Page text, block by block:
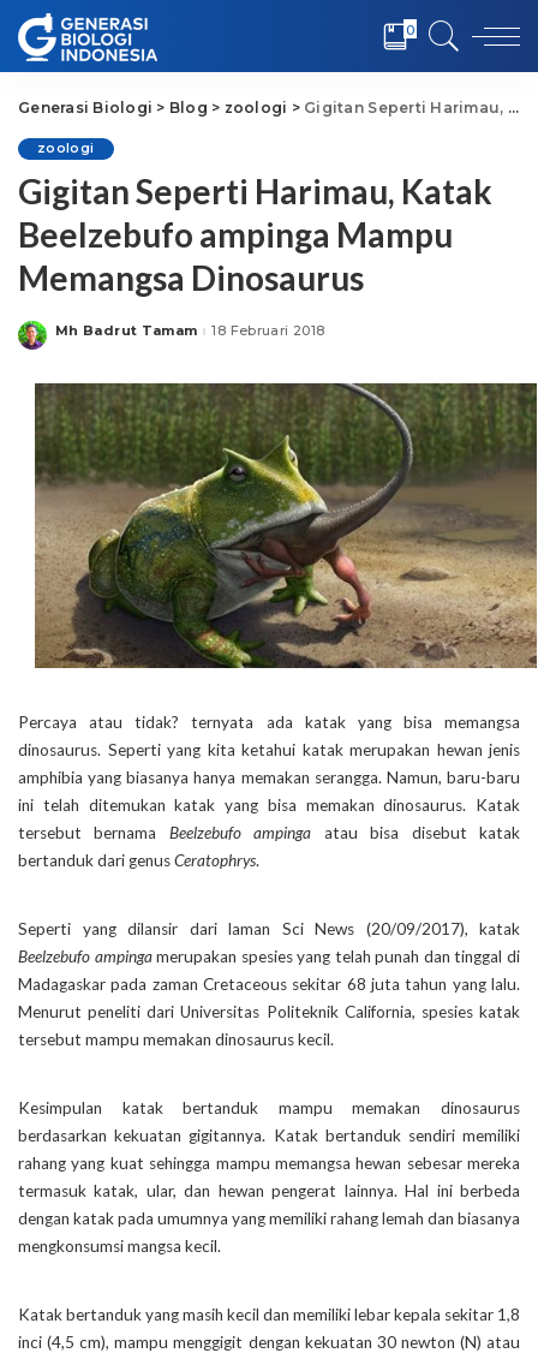
0
Generasi Biologi > Blog > zoologi > Gigitan Seperti Harimau, Katak Beelzebufo ampinga Mampu Memangsa Dinosaurus
zoologi
Gigitan Seperti Harimau, Katak
Beelzebufo ampinga Mampu
Memangsa Dinosaurus
Posted
Mh Badrut Tamam 18 Februari 2018
Percaya atau tidak? ternyata ada katak yang bisa memangsa
dinosaurus. Seperti yang kita ketahui katak merupakan hewan jenis
amphibia yang biasanya hanya memakan serangga. Namun, baru-baru
ini telah ditemukan katak yang bisa memakan dinosaurus. Katak
tersebut bernama Beelzebufo ampinga atau bisa disebut katak
bertanduk dari genusCeratophrys.
Seperti yang dilansir dari laman Sci News (20/09/2017), katak
Beelzebufo ampingamerupakan spesies yang telah punah dan tinggal di
Madagaskar pada zaman Cretaceous sekitar 68 juta tahun yang lalu.
Menurut peneliti dari Universitas Politeknik California, spesies katak
tersebut mampu memakan dinosaurus kecil.
Kesimpulan katak bertanduk mampu memakan dinosaurus
berdasarkan kekuatan gigitannya. Katak bertanduk sendiri memiliki
rahang yang kuat sehingga mampu memangsa hewan sebesar mereka
termasuk katak, ular, dan hewan pengerat lainnya. Hal ini berbeda
dengan katak pada umumnya yang memiliki rahang lemah dan biasanya
mengkonsumsi mangsa kecil.
Katak bertanduk yang masih kecil dan memiliki lebar kepala sekitar 1,8
inci (4,5 cm), mampu menggigit dengan kekuatan 30 newton (N) atau